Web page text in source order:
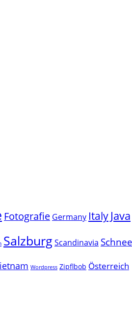
Fotografie Germany Italy Java
SalzburgScandinavia
Wordpress Zipflbob Österreich